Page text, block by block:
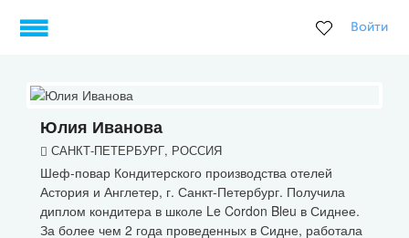
Войти
Юлия Иванова
САНКТ-ПЕТЕРБУРГ, РОССИЯ
Шеф-повар Кондитерского производства отелей
Астория и Англетер, г. Санкт-Петербург. Получила
диплом кондитера в школе Le Cordon Bleu в Сиднее.
За более чем 2 года проведенных в Сидне, работала